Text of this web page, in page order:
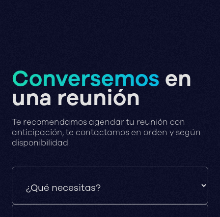
Conversemos en
una reunión
Te recomendamos agendar tu reunión con
anticipación, te contactamos en orden y según
disponibilidad.